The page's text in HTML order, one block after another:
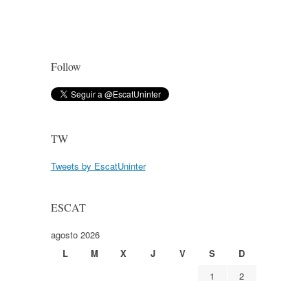
Follow
TW
Tweets by EscatUninter
ESCAT
agosto 2026
L
M X J V S
D
1
2